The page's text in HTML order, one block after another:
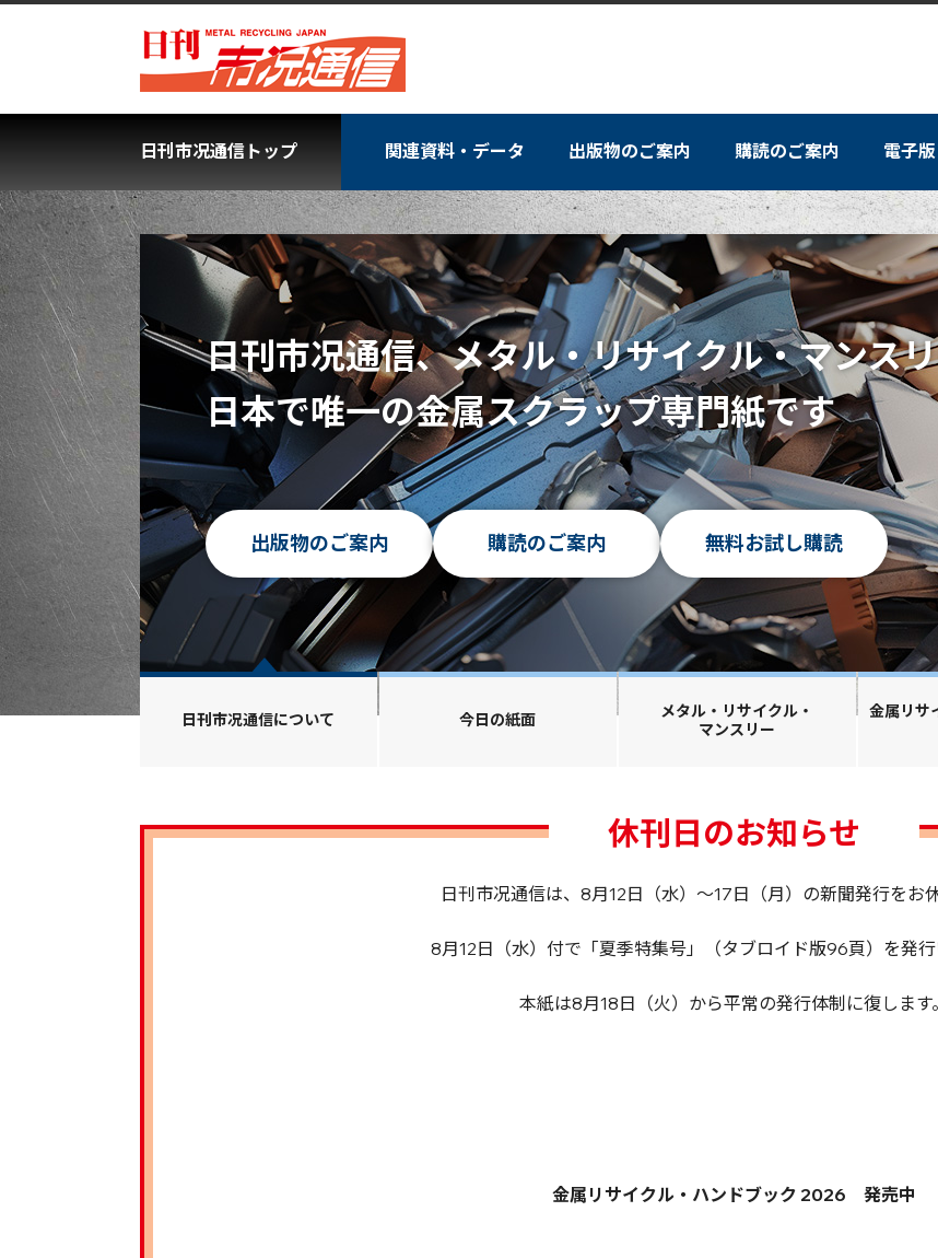
日刊市况通信トップ 関連資料・データ 出版物のご案内 購読のご案内 電子
8月7日の日刊市况通信
1面 台湾の輸入鉄スクラップ市場は軟調様子見の商状
東日本 関東 8月電炉生産の詳細ほか
中部 東海 鉄鋼各社に値下げ対応広がる 各品種とも500円続落
西日本 大阪 外部環境難と入荷安定で弱基調拭えず
非鉄 ステンレス 品不足への警戒で軟調感後退
日刊市况通信について 今日の紙面
メタル・リサイクル・
マンスリー
金属リサ
休刊日のお知らせ
日刊市况通信は、8月12日（水）～17日（月）の新聞発行をお休
8月12日（水）付で「夏季特集号」（タブロイド版96頁）を発行
本紙は8月18日（火）から平常の発行体制に復します。
金属リサイクル・ハンドブック 2026 発売中